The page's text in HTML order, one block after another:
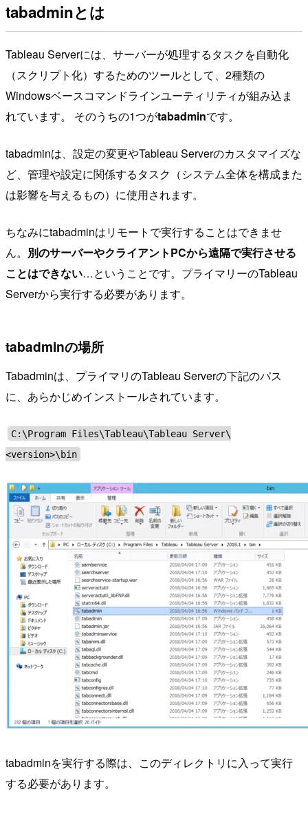
tabadminとは
Tableau Serverには、サーバーが処理するタスクを自動化
（スクリプト化）するためのツールとして、2種類の
Windowsベースコマンドラインユーティリティが組み込ま
れています。 そのうちの1つがtabadminです。
tabadminは、設定の変更やTableau Serverのカスタマイズな
ど、管理や設定に関係するタスク（システム全体を構成また
は影響を与えるもの）に使用されます。
ちなみにtabadminはリモートで実行することはできませ
ん。 別のサーバーやクライアントPCから遠隔で実行させる
ことはできない…ということです。プライマリーのTableau
Serverから実行する必要があります。
tabadminの場所
Tabadminは、プライマリのTableau Serverの下記のパス
に、あらかじめインストールされています。
C:\Program Files\Tableau\Tableau Server\
<version>\bin
tabadminを実行する際は、このディレクトリに入って実行
する必要があります。